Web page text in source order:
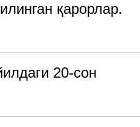
қарорлар.
20-сон